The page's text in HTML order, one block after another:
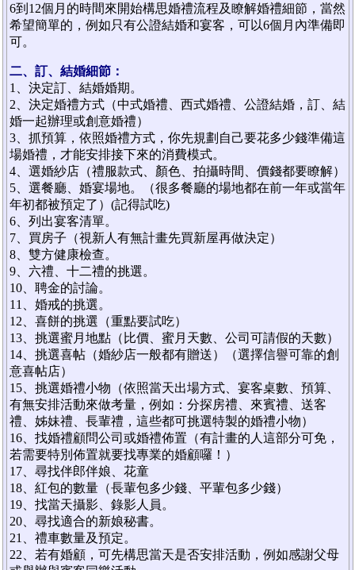
6到12個月的時間來開始構思婚禮流程及瞭解婚禮細節，當然
希望簡單的，例如只有公證結婚和宴客，可以6個月內準備即
可。
二、訂、結婚細節：
1、決定訂、結婚婚期。
2、決定婚禮方式（中式婚禮、西式婚禮、公證結婚，訂、結
婚一起辦理或創意婚禮）
3、抓預算，依照婚禮方式，你先規劃自己要花多少錢準備這
場婚禮，才能安排接下來的消費模式。
4、選婚紗店（禮服款式、顏色、拍攝時間、價錢都要瞭解）
5、選餐廳、婚宴場地。（很多餐廳的場地都在前一年或當年
年初都被預定了）(記得試吃)
6、列出宴客清單。
7、買房子（視新人有無計畫先買新屋再做決定）
8、雙方健康檢查。
9、六禮、十二禮的挑選。
10、聘金的討論。
11、婚戒的挑選。
12、喜餅的挑選（重點要試吃）
13、挑選蜜月地點（比價、蜜月天數、公司可請假的天數）
14、挑選喜帖（婚紗店一般都有贈送）（選擇信譽可靠的創
意喜帖店）
15、挑選婚禮小物（依照當天出場方式、宴客桌數、預算、
有無安排活動來做考量，例如：分探房禮、來賓禮、送客
禮、姊妹禮、長輩禮，這些都可挑選特製的婚禮小物）
16、找婚禮顧問公司或婚禮佈置（有計畫的人這部分可免，
若需要特別佈置就要找專業的婚顧囉！）
17、尋找伴郎伴娘、花童
18、紅包的數量（長輩包多少錢、平輩包多少錢）
19、找當天攝影、錄影人員。
20、尋找適合的新娘秘書。
21、禮車數量及預定。
22、若有婚顧，可先構思當天是否安排活動，例如感謝父母